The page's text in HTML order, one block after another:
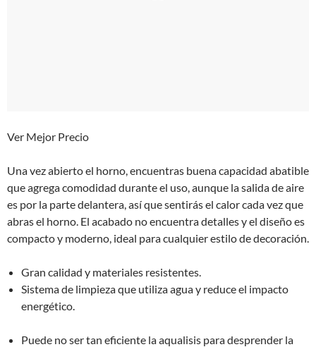
Ver Mejor Precio
Una vez abierto el horno, encuentras buena capacidad abatible
que agrega comodidad durante el uso, aunque la salida de aire
es por la parte delantera, así que sentirás el calor cada vez que
abras el horno. El acabado no encuentra detalles y el diseño es
compacto y moderno, ideal para cualquier estilo de decoración.
Gran calidad y materiales resistentes.
Sistema de limpieza que utiliza agua y reduce el impacto
energético.
Puede no ser tan eficiente la aqualisis para desprender la